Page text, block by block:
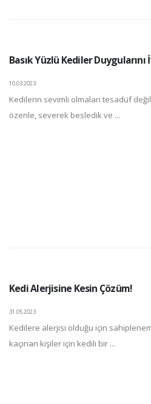
Basık Yüzlü Kediler
10.03.2023
Kedilerin sevimli olmaları tesadüf
özenle, severek besledik ve ...
Kedi Alerjisine Kesin Çözüm!
31.05.2023
Kedilere alerjisi olduğu için
kaçınan kişiler için kedili bir ...